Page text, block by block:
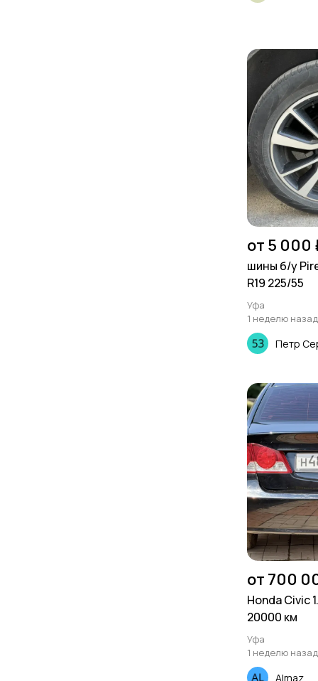
от 5 000
шины б/у
R19 225/55
Уфа
1 неделю назад
Петр
от 700
Honda Civic
20000 км
Уфа
1 неделю назад
Almaz